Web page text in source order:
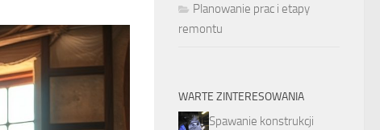
Planowanie prac i etapy
remontu
WARTE ZINTERESOWANIA
Spawanie konstrukcji